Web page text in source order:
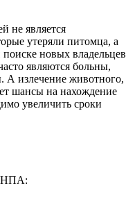
не является
утеряли питомца, а
новых владельцев
являются больны,
А излечение животного,
шансы на нахождение
увеличить сроки
НПА: